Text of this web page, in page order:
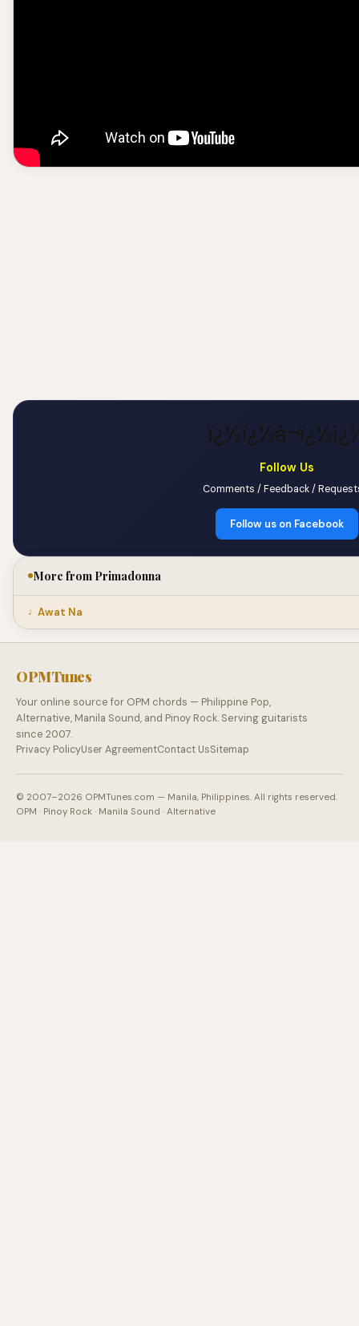
Follow Us
Comments / Feedback /
Follow us on Facebook
More from Primadonna
Awat Na
OPMTunes
Your online source for OPM chords — Philippine Pop,
Alternative, Manila Sound, and Pinoy Rock. Serving guitarists
since 2007.
Privacy PolicyUser AgreementContact UsSitemap
© 2007–2026 OPMTunes.com — Manila, Philippines. All rights reserved.
OPM · Pinoy Rock · Manila Sound · Alternative